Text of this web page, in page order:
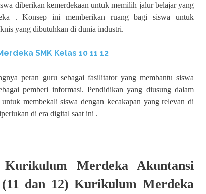
diberikan kemerdekaan untuk memilih jalur belajar yang
. Konsep ini memberikan ruang bagi siswa untuk
yang dibutuhkan di dunia industri.
SMK Kelas 10 11 12
peran guru sebagai fasilitator yang membantu siswa
pemberi informasi. Pendidikan yang diusung dalam
membekali siswa dengan kecakapan yang relevan di
di era digital saat ini .
Merdeka Akuntansi
dan 12) Kurikulum Merdeka